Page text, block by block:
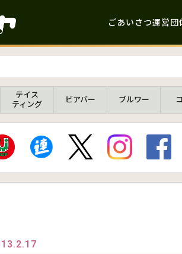
ごあいさつ運営団
テイス
ティング
ビアバー ブルワー